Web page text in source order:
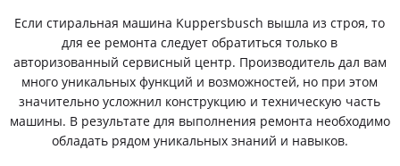
Если стиральная машина Kuppersbusch вышла из строя, то
для ее ремонта следует обратиться только в
авторизованный сервисный центр. Производитель дал вам
много уникальных функций и возможностей, но при этом
значительно усложнил конструкцию и техническую часть
машины. В результате для выполнения ремонта необходимо
обладать рядом уникальных знаний и навыков.